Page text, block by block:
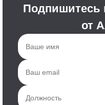
Подпишитесь
от